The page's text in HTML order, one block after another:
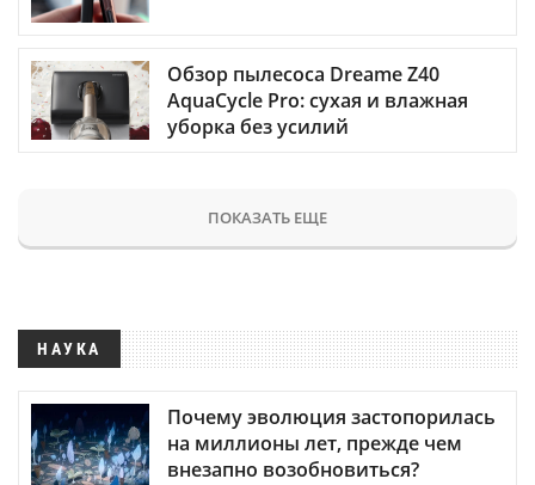
Обзор пылесоса Dreame Z40
AquaCycle Pro: сухая и влажная
уборка без усилий
ПОКАЗАТЬ ЕЩЕ
НАУКА
Почему эволюция застопорилась
на миллионы лет, прежде чем
внезапно возобновиться?